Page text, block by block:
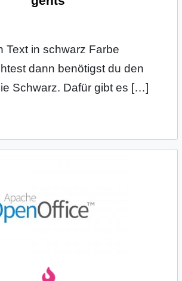
Text in schwarz Farbe
dann benötigst du den
Schwarz. Dafür gibt es […]